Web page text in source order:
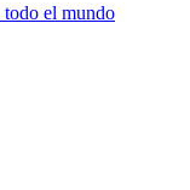
todo el mundo